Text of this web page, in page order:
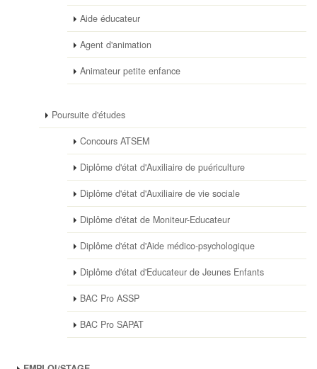
Aide éducateur
Agent d'animation
Animateur petite enfance
Poursuite d'études
Concours ATSEM
Diplôme d'état d'Auxiliaire de puériculture
Diplôme d'état d'Auxiliaire de vie sociale
Diplôme d'état de Moniteur-Educateur
Diplôme d'état d'Aide médico-psychologique
Diplôme d'état d'Educateur de Jeunes Enfants
BAC Pro ASSP
BAC Pro SAPAT